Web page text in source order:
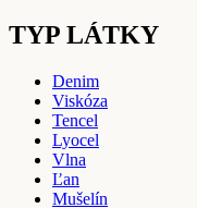
TYP LÁTKY
Denim
Viskóza
Tencel
Lyocel
Vlna
Ľan
Mušelín